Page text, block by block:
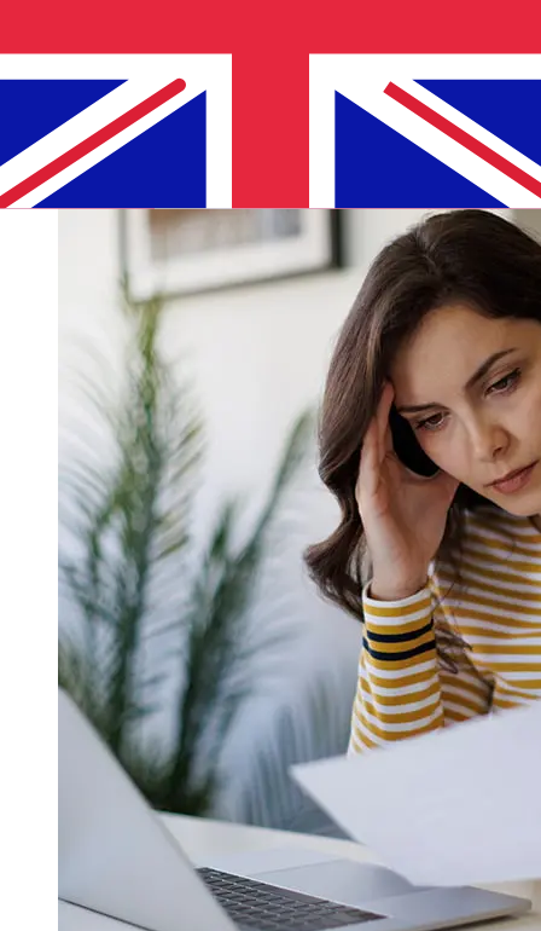
Fatores como feriados bancários e verificações de
segurança também podem afetar a entrega. Verifique os
horários limite de Nykredit Bank A/S para evitar atrasos.